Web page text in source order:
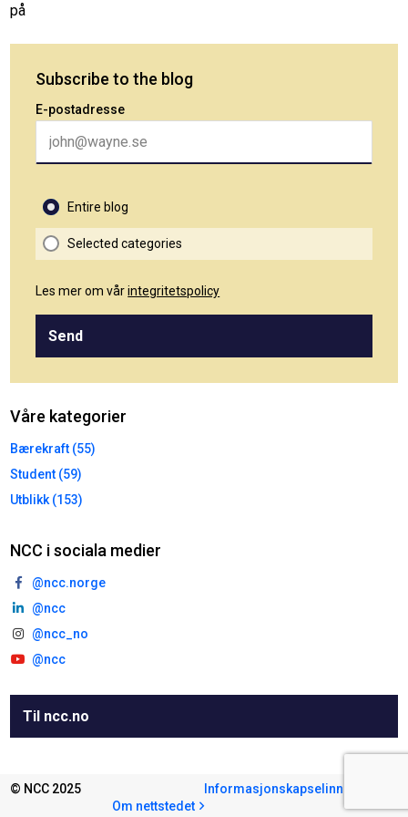
på
Subscribe to the blog
E-postadresse
Entire blog
Selected categories
Les mer om vårintegritetspolicy
Send
Våre kategorier
Bærekraft (55)
Student (59)
Utblikk (153)
NCC i sociala medier
@ncc.norge
@ncc
@ncc_no
@ncc
Til ncc.no
© NCC 2025
Informasjonskapselinnstillinger
Om nettstedet